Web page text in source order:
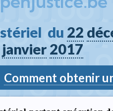
du 22
janvier 2017
Comment obtenir